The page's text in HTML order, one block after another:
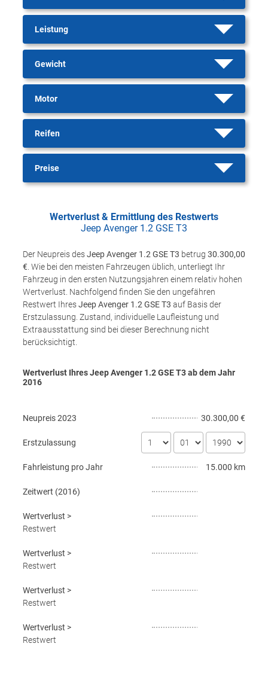
Leistung
Gewicht
Motor
Reifen
Preise
Wertverlust & Ermittlung des Restwerts
Jeep Avenger 1.2 GSE T3
Der Neupreis desJeep Avenger 1.2 GSE T3 betrug 30.300,00
€ . Wie bei den meisten Fahrzeugen üblich, unterliegt Ihr
Fahrzeug in den ersten Nutzungsjahren einem relativ hohen
Wertverlust. Nachfolgend finden Sie den ungefähren
Restwert IhresJeep Avenger 1.2 GSE T3 auf Basis der
Erstzulassung. Zustand, individuelle Laufleistung und
Extraausstattung sind bei dieser Berechnung nicht
berücksichtigt.
Wertverlust Ihres Jeep Avenger 1.2 GSE T3 ab dem Jahr
2016
Neupreis2023 30.300,00 €
Erstzulassung
Fahrleistung pro Jahr 15.000 km
Zeitwert (2016)
Wertverlust >
Restwert
Wertverlust >
Restwert
Wertverlust >
Restwert
Wertverlust >
Restwert